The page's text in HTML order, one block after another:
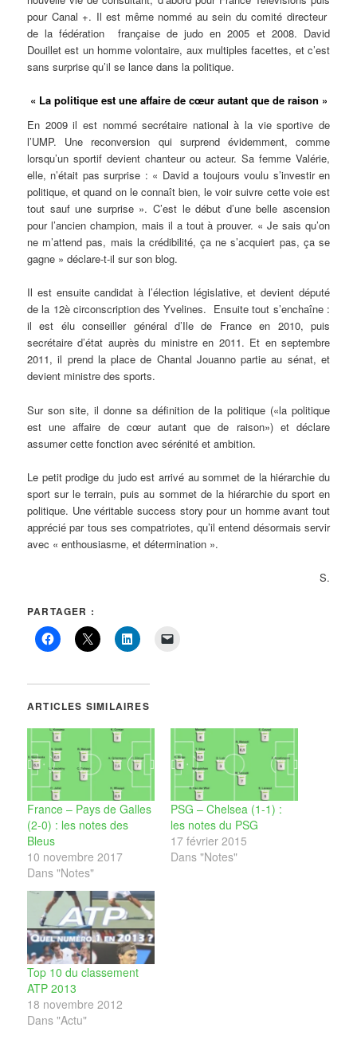
pour Canal +. Il est même nommé au sein du comité directeur
de la fédération française de judo en 2005 et 2008. David
Douillet est un homme volontaire, aux multiples facettes, et c’est
sans surprise qu’il se lance dans la politique.
« La politique est une affaire de cœur autant que de raison »
En 2009 il est nommé secrétaire national à la vie sportive de
l’UMP. Une reconversion qui surprend évidemment, comme
lorsqu’un sportif devient chanteur ou acteur. Sa femme Valérie,
elle, n’était pas surprise : « David a toujours voulu s’investir en
politique, et quand on le connaît bien, le voir suivre cette voie est
tout sauf une surprise ». C’est le début d’une belle ascension
pour l’ancien champion, mais il a tout à prouver. « Je sais qu’on
ne m’attend pas, mais la crédibilité, ça ne s’acquiert pas, ça se
gagne » déclare-t-il sur son blog.
Il est ensuite candidat à l’élection législative, et devient député
de la 12è circonscription des Yvelines. Ensuite tout s’enchaîne :
il est élu conseiller général d’Ile de France en 2010, puis
secrétaire d’état auprès du ministre en 2011. Et en septembre
2011, il prend la place de Chantal Jouanno partie au sénat, et
devient ministre des sports.
Sur son site, il donne sa définition de la politique («la politique
est une affaire de cœur autant que de raison») et déclare
assumer cette fonction avec sérénité et ambition.
Le petit prodige du judo est arrivé au sommet de la hiérarchie du
sport sur le terrain, puis au sommet de la hiérarchie du sport en
politique. Une véritable success story pour un homme avant tout
apprécié par tous ses compatriotes, qu’il entend désormais servir
avec « enthousiasme, et détermination ».
S.
PARTAGER :
ARTICLES SIMILAIRES
France – Pays de Galles
(2-0) : les notes des
Bleus
10 novembre 2017
Dans "Notes"
PSG – Chelsea (1-1) :
les notes du PSG
17 février 2015
Dans "Notes"
Top 10 du classement
ATP 2013
18 novembre 2012
Dans "Actu"